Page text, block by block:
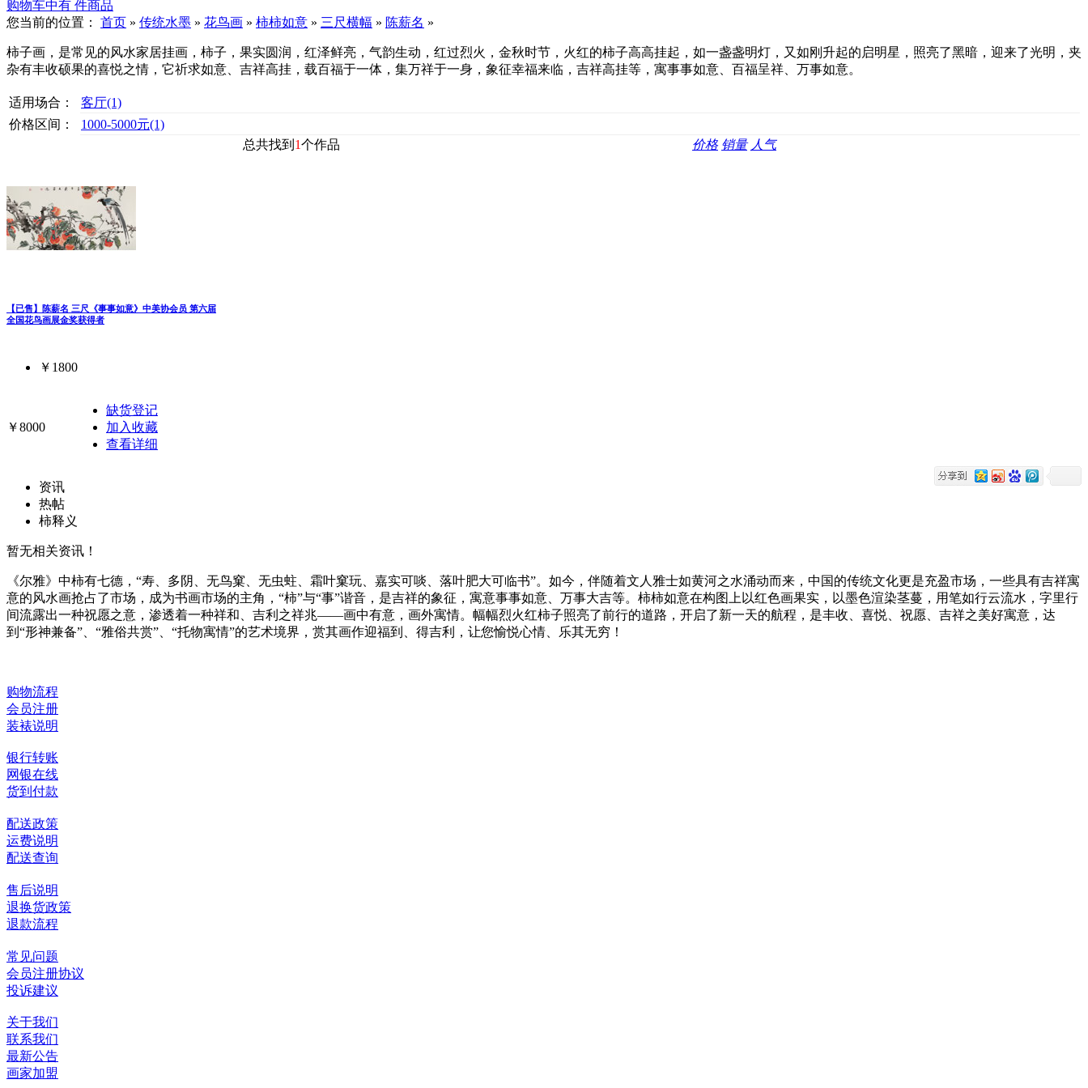
购物车中有 件商品
您当前的位置： 首页 » 传统水墨 » 花鸟画 » 柿柿如意 » 三尺横幅 » 陈薪名 »
柿子画，是常见的风水家居挂画，柿子，果实圆润，红泽鲜亮，气韵生动，红过烈火，金秋时节，火红的柿子高高挂起，如一盏盏明灯，又如刚升起的启明星，照亮了黑暗，迎来了光明，夹
杂有丰收硕果的喜悦之情，它祈求如意、吉祥高挂，载百福于一体，集万祥于一身，象征幸福来临，吉祥高挂等，寓事事如意、百福呈祥、万事如意。
适用场合： 客厅(1)
价格区间：
1000-5000元(1)
总共找到 1个作品 价格 销量 人气
【已售】陈薪名 三尺《事事如意》中美协会员 第六届
全国花鸟画展金奖获得者
￥1800
￥8000
缺货登记
加入收藏
查看详细
资讯
热帖
柿释义
暂无相关资讯！
《尔雅》中柿有七德，“寿、多阴、无鸟窠、无虫蛀、霜叶窠玩、嘉实可啖、落叶肥大可临书”。如今，伴随着文人雅士如黄河之水涌动而来，中国的传统文化更是充盈市场，一些具有吉祥寓
意的风水画抢占了市场，成为书画市场的主角，“柿”与“事”谐音，是吉祥的象征，寓意事事如意、万事大吉等。柿柿如意在构图上以红色画果实，以墨色渲染茎蔓，用笔如行云流水，字里行
间流露出一种祝愿之意，渗透着一种祥和、吉利之祥兆——画中有意，画外寓情。幅幅烈火红柿子照亮了前行的道路，开启了新一天的航程，是丰收、喜悦、祝愿、吉祥之美好寓意，达
到“形神兼备”、“雅俗共赏”、“托物寓情”的艺术境界，赏其画作迎福到、得吉利，让您愉悦心情、乐其无穷！
购物流程
会员注册
装裱说明
银行转账
网银在线
货到付款
配送政策
运费说明
配送查询
售后说明
退换货政策
退款流程
常见问题
会员注册协议
投诉建议
关于我们
联系我们
最新公告
画家加盟